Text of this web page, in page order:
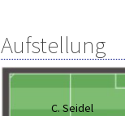
Aufstellung
C. Seidel